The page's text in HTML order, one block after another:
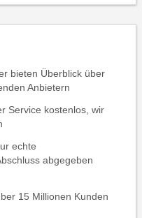
bieten Überblick über
Anbietern
Service kostenlos, wir
echte
abgegeben
15 Millionen Kunden